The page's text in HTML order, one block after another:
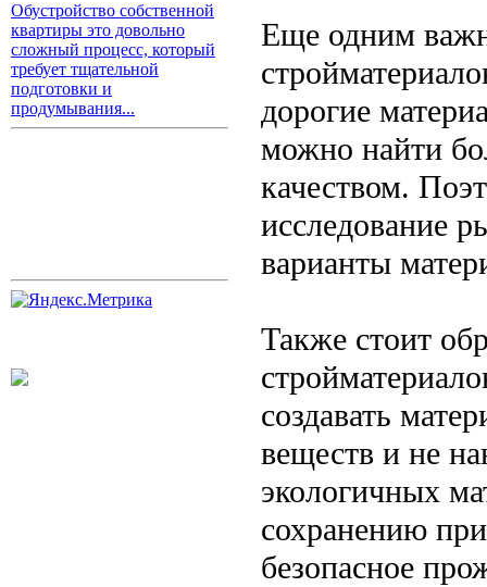
Обустройство собственной
квартиры это довольно
сложный процесс, который
требует тщательной
подготовки и
продумывания...
Еще одним
дорогие
можно найти
качеством.
исследование
варианты
Также стоит
создавать
веществ и не
экологичных
сохранению
безопасное